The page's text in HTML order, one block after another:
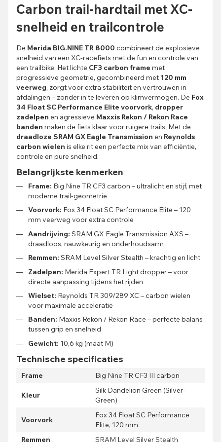
Carbon trail-hardtail met XC-
snelheid en trailcontrole
De Merida BIG.NINE TR 8000 combineert de explosieve
snelheid van een XC-racefiets met de fun en controle van
een trailbike. Het lichte CF3 carbon frame met
progressieve geometrie, gecombineerd met 120 mm
veerweg, zorgt voor extra stabiliteit en vertrouwen in
afdalingen – zonder in te leveren op klimvermogen. De Fox
34 Float SC Performance Elite voorvork, dropper
zadelpen en agressieve Maxxis Rekon / Rekon Race
banden maken de fiets klaar voor ruigere trails. Met de
draadloze SRAM GX Eagle Transmission en Reynolds
carbon wielen is elke rit een perfecte mix van efficiëntie,
controle en pure snelheid.
Belangrijkste kenmerken
Frame: Big Nine TR CF3 carbon – ultralicht en stijf, met
moderne trail-geometrie
Voorvork: Fox 34 Float SC Performance Elite – 120
mm veerweg voor extra controle
Aandrijving: SRAM GX Eagle Transmission AXS –
draadloos, nauwkeurig en onderhoudsarm
Remmen: SRAM Level Silver Stealth – krachtig en licht
Zadelpen: Merida Expert TR Light dropper – voor
directe aanpassing tijdens het rijden
Wielset: Reynolds TR 309/289 XC – carbon wielen
voor maximale acceleratie
Banden: Maxxis Rekon / Rekon Race – perfecte balans
tussen grip en snelheid
Gewicht: 10,6 kg (maat M)
Technische specificaties
Frame Big Nine TR CF3 III carbon
Kleur
Silk Dandelion Green (Silver-
Green)
Voorvork
Fox 34 Float SC Performance
Elite, 120 mm
Remmen
SRAM Level Silver Stealth